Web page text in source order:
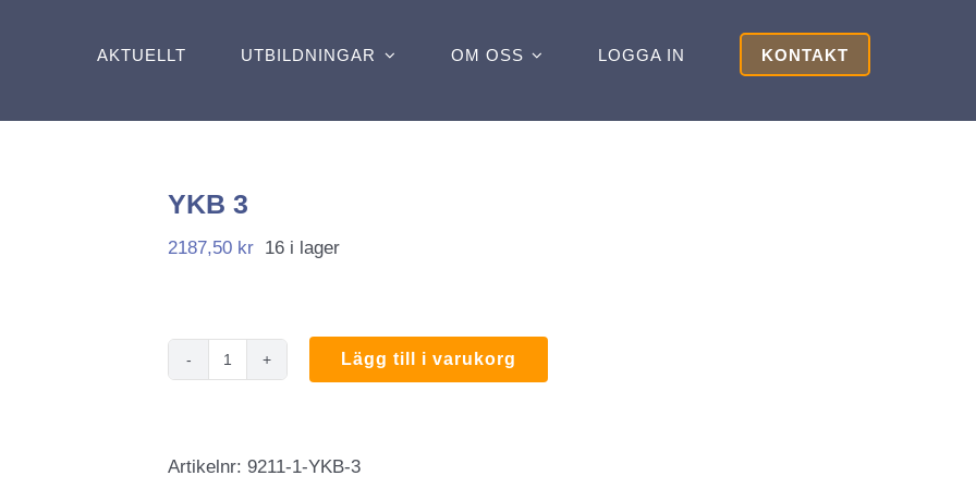
AKTUELLT UTBILDNINGAR OM OSS LOGGA IN KONTAKT
YKB 3
2187,50 kr 16 i lager
Lägg till i varukorg
Artikelnr: 9211-1-YKB-3